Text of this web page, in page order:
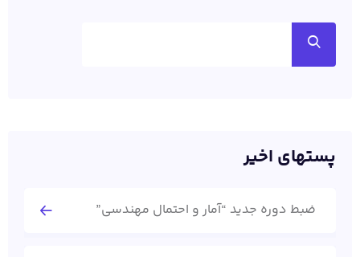
پستهای اخیر
ضبط دوره جدید “آمار و احتمال مهندسی”